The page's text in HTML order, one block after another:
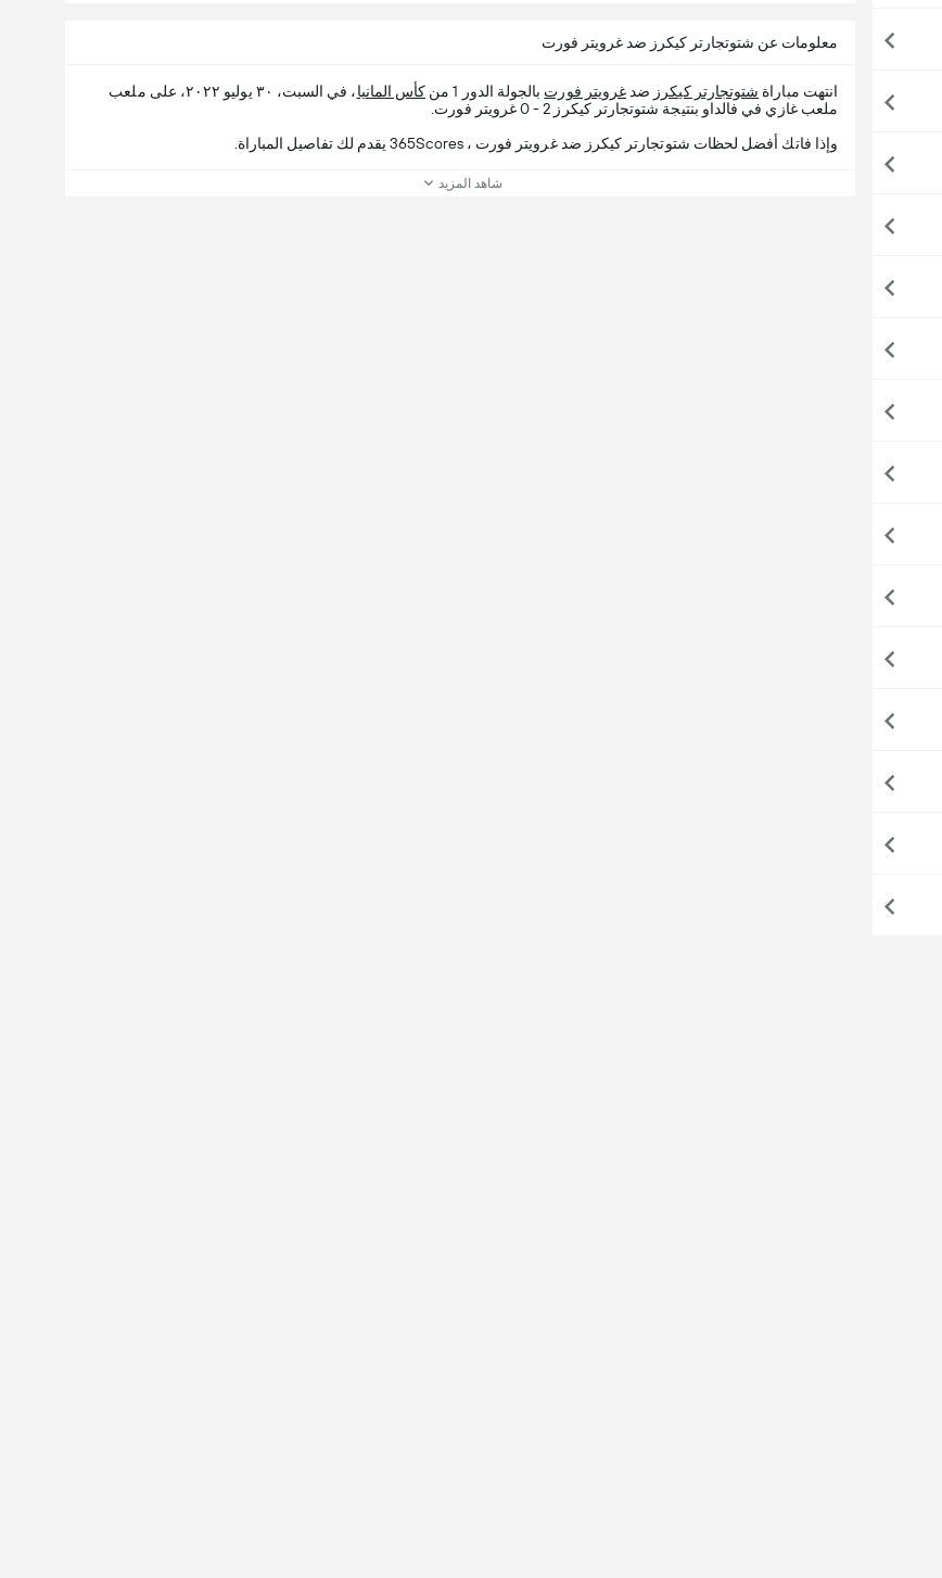
معلومات عن شتوتجارتر كيكرز ضد غرويتر فورت
انتهت مباراة شتوتجارتر كيكرز ضد غرويتر فورت بالجولة الدور 1 من كأس المانيا
، في السبت، ٣٠ يوليو ٢٠٢٢، على ملعب
ملعب غازي في فالداو بنتيجة شتوتجارتر كيكرز 2 - 0 غرويتر فورت.
وإذا فاتك أفضل لحظات شتوتجارتر كيكرز ضد غرويتر فورت ، 365Scores يقدم لك تفاصيل المباراة.
شاهد المزيد